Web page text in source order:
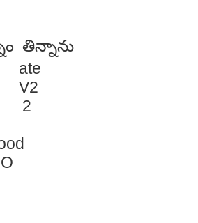
తిన్నాను
ate
V2
2
O